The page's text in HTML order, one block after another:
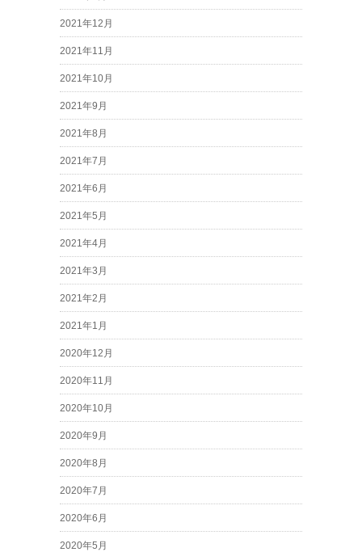
2021年12月
2021年11月
2021年10月
2021年9月
2021年8月
2021年7月
2021年6月
2021年5月
2021年4月
2021年3月
2021年2月
2021年1月
2020年12月
2020年11月
2020年10月
2020年9月
2020年8月
2020年7月
2020年6月
2020年5月